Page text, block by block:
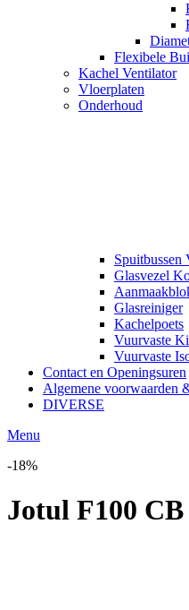
Flexibele
Kachel Ventilator
Vloerplaten
Onderhoud
Spuitbussen
Glasvezel
Glasreiniger
Kachelpoets
Vuurvaste
Vuurvaste
Contact en Openingsuren
Algemene voorwaarden
DIVERSE
Menu
-18%
Jotul F100